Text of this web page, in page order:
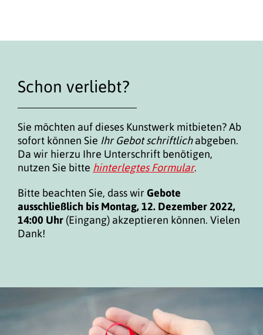
Schon verliebt?
Sie möchten auf dieses Kunstwerk mitbieten? Ab
sofort können Sie Ihr Gebot schriftlichabgeben.
Da wir hierzu Ihre Unterschrift benötigen,
nutzen Sie bitte hinterlegtes Formular.
Bitte beachten Sie, dass wir Gebote
ausschließlich bis Montag, 12. Dezember 2022,
14:00 Uhr (Eingang) akzeptieren können. Vielen
Dank!